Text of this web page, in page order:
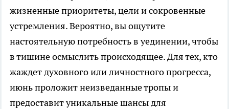
жизненные приоритеты, цели и сокровенные
устремления. Вероятно, вы ощутите
настоятельную потребность в уединении, чтобы
в тишине осмыслить происходящее. Для тех, кто
жаждет духовного или личностного прогресса,
июнь проложит неизведанные тропы и
предоставит уникальные шансы для